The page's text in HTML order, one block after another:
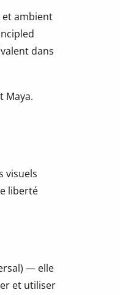
et ambient
dans
Maya.
visuels
liberté
— elle
et utiliser